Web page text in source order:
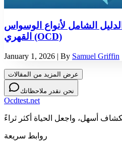
الشامل لأنواع الوسواس
القهري (OCD)
January 1, 2026 | By Samuel Griffin
عرض المزيد من المقالات
نحن نقدر ملاحظاتك
Ocdtest.net
روابط سريعة